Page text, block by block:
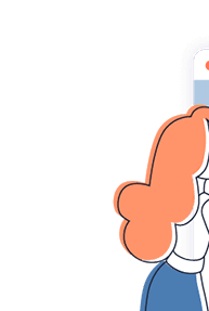
rien
Enseignements
Prières